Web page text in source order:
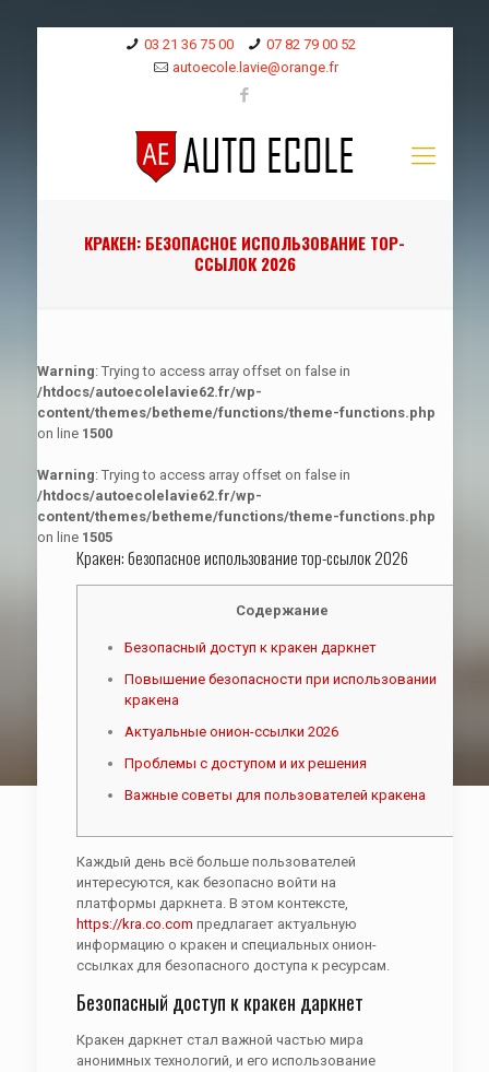
03 21 36 75 00
07 82 79 00 52
autoecole.lavie@orange.fr
КРАКЕН: БЕЗОПАСНОЕ ИСПОЛЬЗОВАНИЕ ТОР-
ССЫЛОК 2026
Warning: Trying to access array offset on false in
/htdocs/autoecolelavie62.fr/wp-
content/themes/betheme/functions/theme-functions.php
on line 1500
Warning: Trying to access array offset on false in
/htdocs/autoecolelavie62.fr/wp-
content/themes/betheme/functions/theme-functions.php
on line 1505
Кракен: безопасное использование тор-ссылок 2026
Содержание
Безопасный доступ к кракен даркнет
Повышение безопасности при использовании
кракена
Актуальные онион-ссылки 2026
Проблемы с доступом и их решения
Важные советы для пользователей кракена
Каждый день всё больше пользователей
интересуются, как безопасно войти на
платформы даркнета. В этом контексте,
https://kra.co.com предлагает актуальную
информацию о кракен и специальных онион-
ссылках для безопасного доступа к ресурсам.
Безопасный доступ к кракен даркнет
Кракен даркнет стал важной частью мира
анонимных технологий, и его использование